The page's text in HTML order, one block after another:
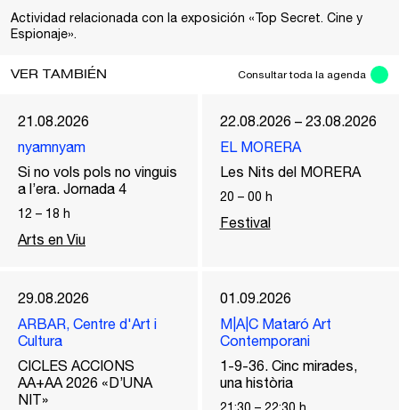
Actividad relacionada con la exposición «Top Secret. Cine y
Espionaje».
VER TAMBIÉN Consultar toda la agenda
21.08.2026
nyamnyam
Si no vols pols no vinguis
a l’era. Jornada 4
12 – 18 h
Arts en Viu
22.08.2026 – 23.08.2026
EL MORERA
Les Nits del MORERA
20 – 00 h
Festival
29.08.2026
ARBAR, Centre d'Art i
Cultura
CICLES ACCIONS
AA+AA 2026 «D’UNA
NIT»
01.09.2026
M|A|C Mataró Art
Contemporani
1-9-36. Cinc mirades,
una història